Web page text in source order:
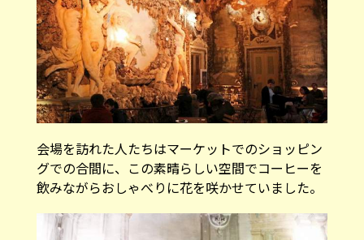
会場を訪れた人たちはマーケットでのショッピン
グでの合間に、この素晴らしい空間でコーヒーを
飲みながらおしゃべりに花を咲かせていました。